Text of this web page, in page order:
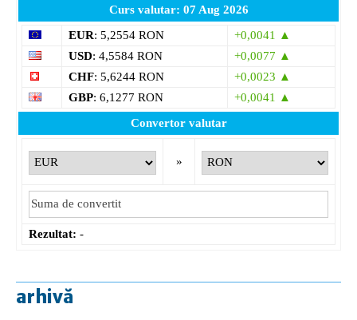
Curs valutar: 07 Aug 2026
EUR: 5,2554 RON
+0,0041 ▲
USD: 4,5584 RON
+0,0077 ▲
CHF: 5,6244 RON
+0,0023 ▲
GBP: 6,1277 RON
+0,0041 ▲
Convertor valutar
»
Rezultat: -
arhivă